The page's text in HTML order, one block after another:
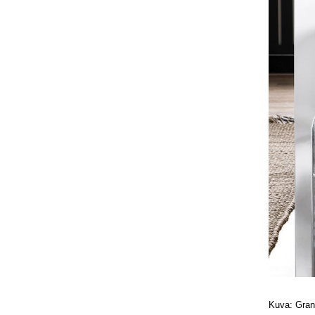
Kuva: